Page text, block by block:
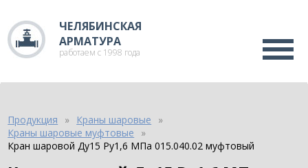
ЧЕЛЯБИНСКАЯ
АРМАТУРА
работаем с 1998 года
Продукция
Краны шаровые
Краны шаровые муфтовые
Кран шаровой Ду15 Ру1,6 МПа 015.040.02 муфтовый